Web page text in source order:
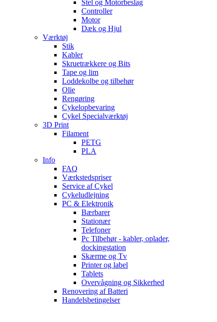
Stel og Motorbeslag
Controller
Motor
Dæk og Hjul
Værktøj
Stik
Kabler
Skruetrækkere og Bits
Tape og lim
Loddekolbe og tilbehør
Olie
Rengøring
Cykelopbevaring
Cykel Specialværktøj
3D Print
Filament
PETG
PLA
Info
FAQ
Værkstedspriser
Service af Cykel
Cykeludlejning
PC & Elektronik
Bærbarer
Stationær
Telefoner
Pc Tilbehør - kabler, oplader,
dockingstation
Skærme og Tv
Printer og label
Tablets
Overvågning og Sikkerhed
Renovering af Batteri
Handelsbetingelser